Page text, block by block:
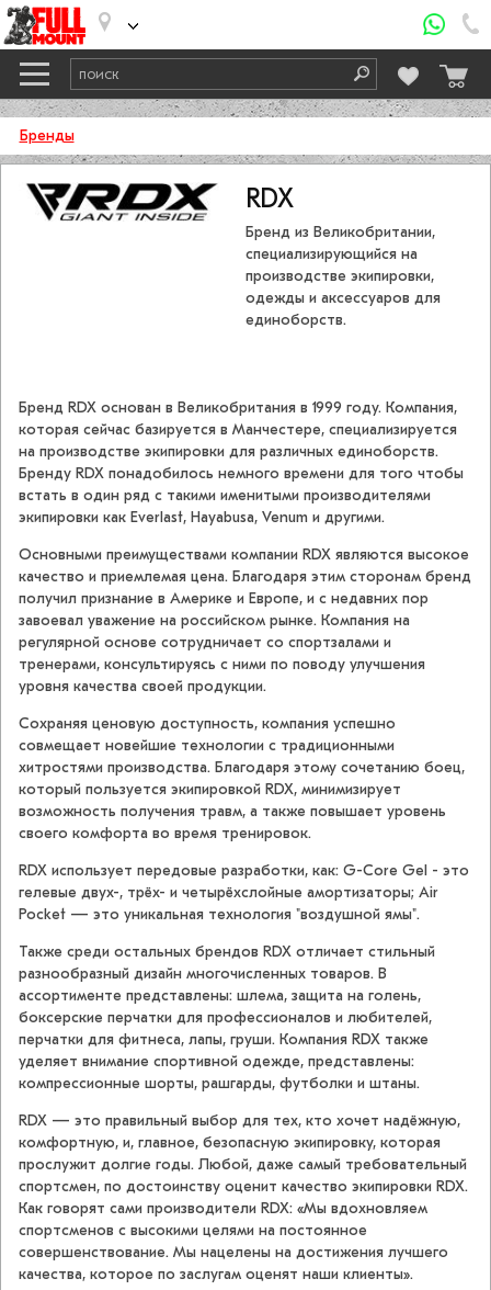
Бренды
RDX
Бренд из Великобритании,
специализирующийся на
производстве экипировки,
одежды и аксессуаров для
единоборств.
Бренд RDX основан в Великобритания в 1999 году. Компания,
которая сейчас базируется в Манчестере, специализируется
на производстве экипировки для различных единоборств.
Бренду RDX понадобилось немного времени для того чтобы
встать в один ряд с такими именитыми производителями
экипировки как Everlast, Hayabusa, Venum и другими.
Основными преимуществами компании RDX являются высокое
качество и приемлемая цена. Благодаря этим сторонам бренд
получил признание в Америке и Европе, и с недавних пор
завоевал уважение на российском рынке. Компания на
регулярной основе сотрудничает со спортзалами и
тренерами, консультируясь с ними по поводу улучшения
уровня качества своей продукции.
Сохраняя ценовую доступность, компания успешно
совмещает новейшие технологии с традиционными
хитростями производства. Благодаря этому сочетанию боец,
который пользуется экипировкой RDX, минимизирует
возможность получения травм, а также повышает уровень
своего комфорта во время тренировок.
RDX использует передовые разработки, как: G-Core Gel - это
гелевые двух-, трёх- и четырёхслойные амортизаторы; Air
Pocket — это уникальная технология "воздушной ямы".
Также среди остальных брендов RDX отличает стильный
разнообразный дизайн многочисленных товаров. В
ассортименте представлены: шлема, защита на голень,
боксерские перчатки для профессионалов и любителей,
перчатки для фитнеса, лапы, груши. Компания RDX также
уделяет внимание спортивной одежде, представлены:
компрессионные шорты, рашгарды, футболки и штаны.
RDX — это правильный выбор для тех, кто хочет надёжную,
комфортную, и, главное, безопасную экипировку, которая
прослужит долгие годы. Любой, даже самый требовательный
спортсмен, по достоинству оценит качество экипировки RDX.
Как говорят сами производители RDX: «Мы вдохновляем
спортсменов с высокими целями на постоянное
совершенствование. Мы нацелены на достижения лучшего
качества, которое по заслугам оценят наши клиенты».